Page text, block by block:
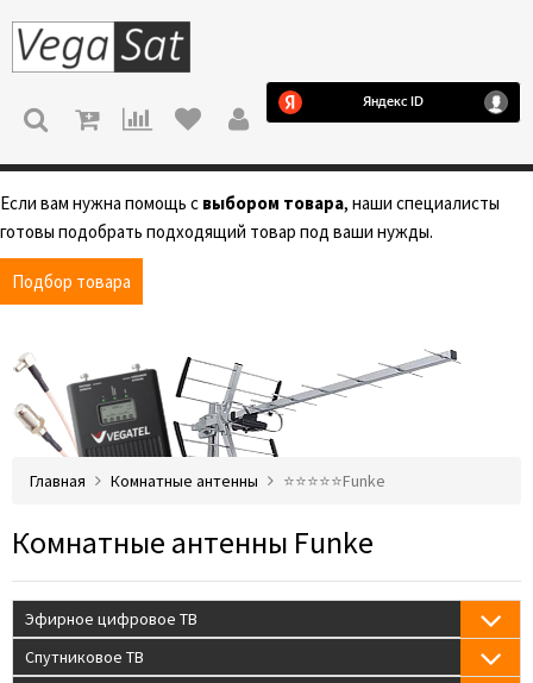
МЕНЮ
Если вам нужна помощь с выбором товара, наши специалисты
готовы подобрать подходящий товар под ваши нужды.
Подбор товара
Главная Комнатные антенны ⭐️⭐️⭐️⭐️⭐️Funke
Комнатные антенны Funke
Эфирное цифровое ТВ
Спутниковое ТВ